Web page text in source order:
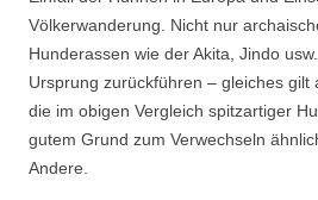
Völkerwanderung. Nicht nur
Hunderassen wie der Akita, Jindo
Ursprung zurückführen – gleiches gilt
die im obigen Vergleich spitzartiger
gutem Grund zum Verwechseln
Andere.